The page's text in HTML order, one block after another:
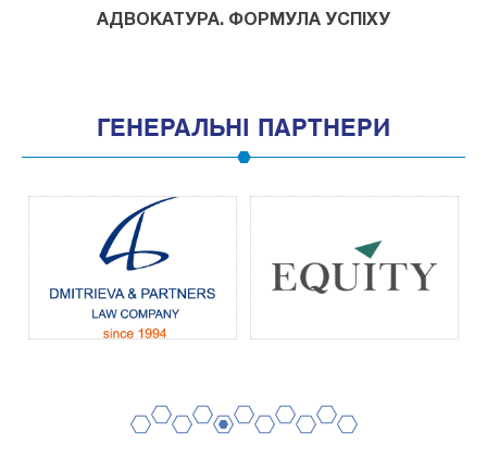
АДВОКАТУРА. ФОРМУЛА УСПІХУ
ГЕНЕРАЛЬНІ ПАРТНЕРИ